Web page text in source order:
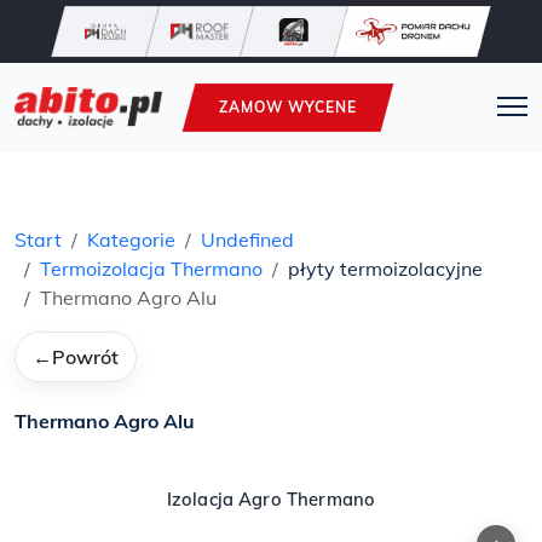
ZAMOW WYCENE
Start Kategorie
Undefined
Termoizolacja Thermano
płyty termoizolacyjne
Thermano Agro Alu
← Powrót
Thermano Agro Alu
Izolacja Agro Thermano